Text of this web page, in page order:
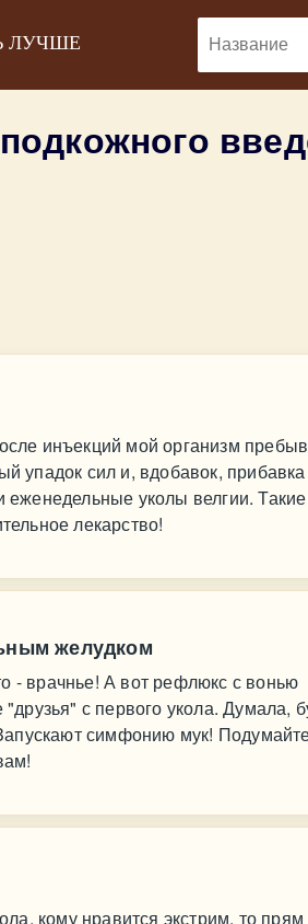
ЛУЧШЕ
инъекций мой организм
упадок сил и, вдобавок,
уколы велгии. Такие
лекарство!
желудком
- врачнье! А вот рефлюкс с вонью
с первого укола. Думала,
симфонию мук!
кому нравится экстрим, то прям